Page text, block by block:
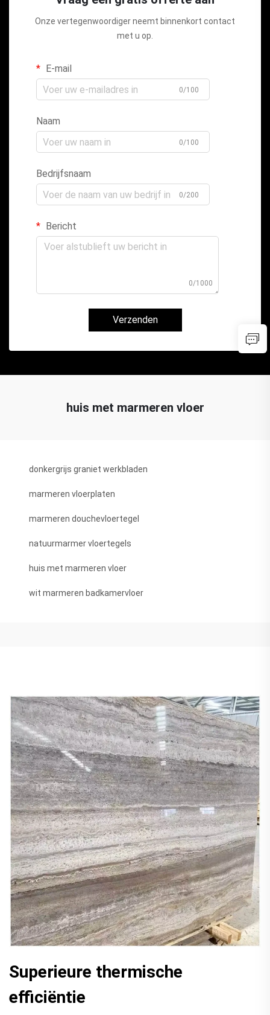
Onze vertegenwoordiger neemt binnenkort contact
met u op.
E-mail
0/100
Naam
0/100
Bedrijfsnaam
0/200
Bericht
0/1000
Verzenden
huis met marmeren vloer
donkergrijs graniet werkbladen
marmeren vloerplaten
marmeren douchevloertegel
natuurmarmer vloertegels
huis met marmeren vloer
wit marmeren badkamervloer
Superieure thermische
efficiëntie